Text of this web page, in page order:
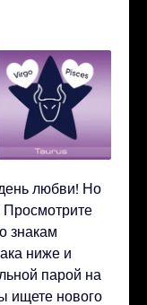
любви! Но
Просмотрите
знакам
ниже и
парой на
ищете нового